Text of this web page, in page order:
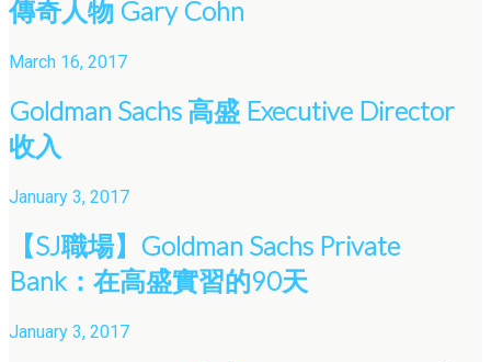
傳奇人物 Gary Cohn
March 16, 2017
Goldman Sachs 高盛 Executive Director
收入
January 3, 2017
【SJ職場】Goldman Sachs Private
Bank：在高盛實習的90天
January 3, 2017